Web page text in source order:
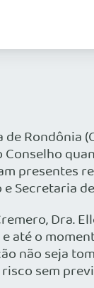
de Rondônia (
presentes
Secretaria
, Dra.
até o
não seja
sem